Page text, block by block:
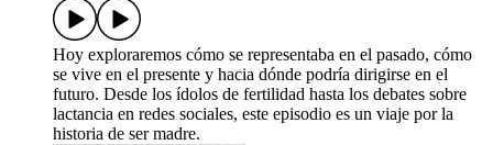
Hoy exploraremos cómo se representaba en el pasado, cómo
se vive en el presente y hacia dónde podría dirigirse en el
futuro. Desde los ídolos de fertilidad hasta los debates sobre
lactancia en redes sociales, este episodio es un viaje por la
historia de ser madre.